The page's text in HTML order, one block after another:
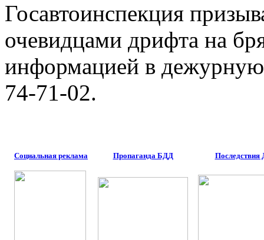
Госавтоинспекция
очевидцами дрифта на
информацией в
74-71-02.
Социальная реклама Пропаганда БДД